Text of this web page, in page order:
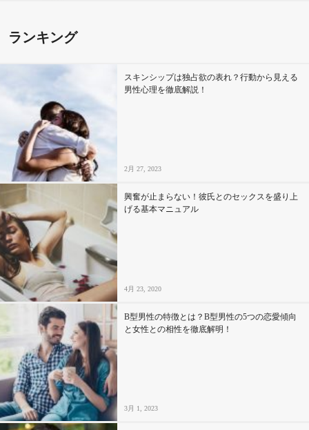
ランキング
スキンシップは独占欲の表れ？行動から見える
男性心理を徹底解説！
2月 27, 2023
興奮が止まらない！彼氏とのセックスを盛り上
げる基本マニュアル
4月 23, 2020
B型男性の特徴とは？B型男性の5つの恋愛傾向
と女性との相性を徹底解明！
3月 1, 2023